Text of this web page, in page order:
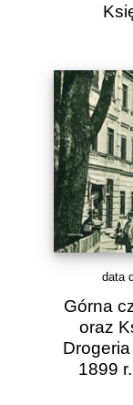
data
Górna
oraz
1899 r.